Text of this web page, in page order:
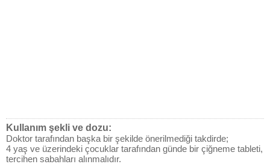
Kullanım şekli ve dozu:
Doktor tarafından başka bir şekilde önerilmediği takdirde;
4 yaş ve üzerindeki çocuklar tarafından günde bir çiğneme tableti,
tercihen sabahları alınmalıdır.